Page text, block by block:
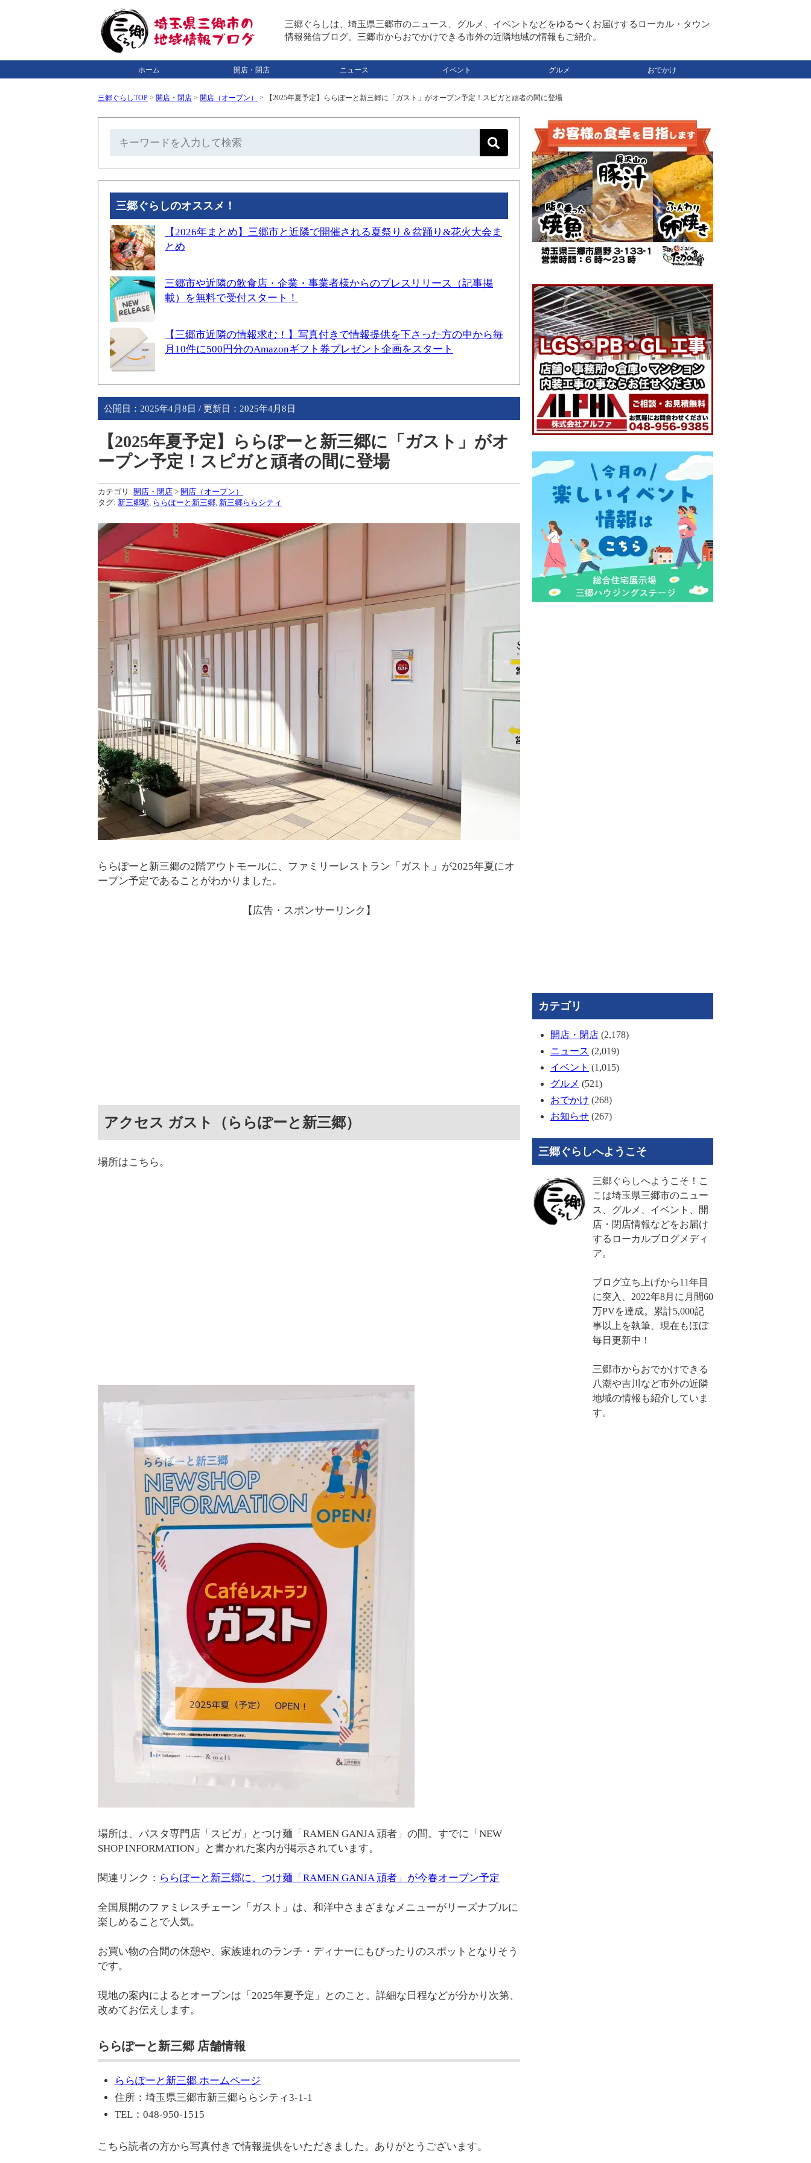
三郷ぐらしは、埼玉県三郷市のニュース、グルメ、イベントなどをゆる〜くお届けするローカル・タウン
情報発信ブログ。三郷市からおでかけできる市外の近隣地域の情報もご紹介。
ホーム 開店・閉店 ニュース イベント グルメ おでかけ
三郷ぐらしTOP > 開店・閉店 > 開店（オープン） > 【2025年夏予定】ららぽーと新三郷に「ガスト」がオープン予定！スピガと頑者の間に登場
三郷ぐらしのオススメ！
【2026年まとめ】三郷市と近隣で開催される夏祭り＆盆踊り&花火大会ま
とめ
三郷市や近隣の飲食店・企業・事業者様からのプレスリリース（記事掲
載）を無料で受付スタート！
【三郷市近隣の情報求む！】写真付きで情報提供を下さった方の中から毎
月10件に500円分のAmazonギフト券プレゼント企画をスタート
公開日： 2025年4月8日 / 更新日： 2025年4月8日
【2025年夏予定】ららぽーと新三郷に「ガスト」がオ
ープン予定！スピガと頑者の間に登場
カテゴリ: 開店・閉店 > 開店（オープン）
タグ: 新三郷駅 ららぽーと新三郷 新三郷ららシティ
ららぽーと新三郷の2階アウトモールに、ファミリーレストラン「ガスト」が2025年夏にオ
ープン予定であることがわかりました。
【広告・スポンサーリンク】
アクセス ガスト（ららぽーと新三郷）
場所はこちら。
場所は、パスタ専門店「スピガ」とつけ麺「RAMEN GANJA 頑者」の間。すでに「NEW
SHOP INFORMATION」と書かれた案内が掲示されています。
関連リンク： ららぽーと新三郷に、つけ麺「RAMEN GANJA 頑者」が今春オープン予定
全国展開のファミレスチェーン「ガスト」は、和洋中さまざまなメニューがリーズナブルに
楽しめることで人気。
お買い物の合間の休憩や、家族連れのランチ・ディナーにもぴったりのスポットとなりそう
です。
現地の案内によるとオープンは「2025年夏予定」とのこと。詳細な日程などが分かり次第、
改めてお伝えします。
ららぽーと新三郷 店舗情報
ららぽーと新三郷 ホームページ
住所：埼玉県三郷市新三郷ららシティ3-1-1
TEL：048-950-1515
こちら読者の方から写真付きで情報提供をいただきました。ありがとうございます。
カテゴリ
開店・閉店 (2,178)
ニュース (2,019)
イベント (1,015)
グルメ (521)
おでかけ (268)
お知らせ (267)
三郷ぐらしへようこそ
三郷ぐらしへようこそ！こ
こは埼玉県三郷市のニュー
ス、グルメ、イベント、開
店・閉店情報などをお届け
するローカルブログメディ
ア。
ブログ立ち上げから11年目
に突入、2022年8月に月間60
万PVを達成。累計5,000記
事以上を執筆、現在もほぼ
毎日更新中！
三郷市からおでかけできる
八潮や吉川など市外の近隣
地域の情報も紹介していま
す。